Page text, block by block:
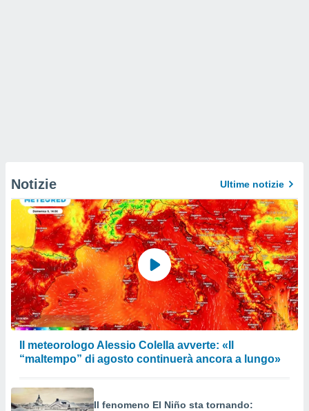
Notizie Ultime notizie
Il meteorologo Alessio Colella avverte: «Il
“maltempo” di agosto continuerà ancora a lungo»
Il fenomeno El Niño sta tornando: